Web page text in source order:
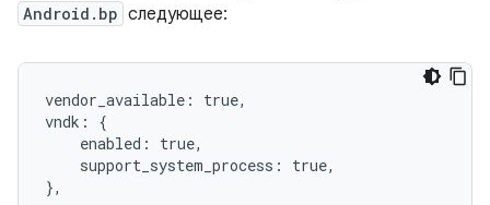
Android.bp следующее:
vendor_available: true,
vndk: {
    enabled: true,
    support_system_process: true,
},